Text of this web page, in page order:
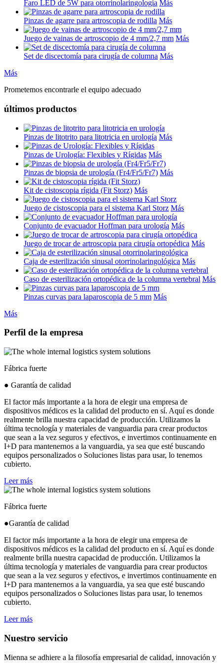
Faro LED de 5W para otorrinolaringología Más
Pinzas de agarre para artroscopia de rodilla Más
Juego de vainas de artroscopio de 4 mm/2,7 mm Más
Set de discectomía para cirugía de columna Más
Más
Prometemos encontrarle el equipo adecuado
últimos productos
Pinzas de litotrito para litotricia en urología Más
Pinzas de Urología: Flexibles y Rígidas Más
Pinzas de biopsia de urología (Fr4/Fr5/Fr7) Más
Kit de cistoscopia rígida (Fit Storz) Más
Juego de cistoscopia para el sistema Karl Storz Más
Conjunto de evacuador Hoffman para urología Más
Juego de trocar de artroscopia para cirugía ortopédica Más
Caja de esterilización sinusal otorrinolaringológica Más
Caso de esterilización ortopédica de la columna vertebral Más
Pinzas curvas para laparoscopia de 5 mm Más
Más
Perfil de la empresa
Fábrica fuerte
● Garantía de calidad
El factor más importante a la hora de elegir una empresa de
dispositivos médicos es la calidad del producto en sí. Aquí es donde
realmente brilla nuestra capacidad de producción. Utilizamos la
última tecnología y materiales de vanguardia para crear productos
que sean a la vez seguros y efectivos, e invertimos continuamente en
I+D para mantenernos a la vanguardia, ya sea que esté buscando
equipos personalizados o Soluciones listas para usar, lo tenemos
cubierto.
Leer más
Fábrica fuerte
●Garantía de calidad
El factor más importante a la hora de elegir una empresa de
dispositivos médicos es la calidad del producto en sí. Aquí es donde
realmente brilla nuestra capacidad de producción. Utilizamos la
última tecnología y materiales de vanguardia para crear productos
que sean a la vez seguros y efectivos, e invertimos continuamente en
I+D para mantenernos a la vanguardia, ya sea que esté buscando
equipos personalizados o Soluciones listas para usar, lo tenemos
cubierto.
Leer más
Nuestro servicio
Mienna se adhiere a la filosofía empresarial de calidad, innovación y